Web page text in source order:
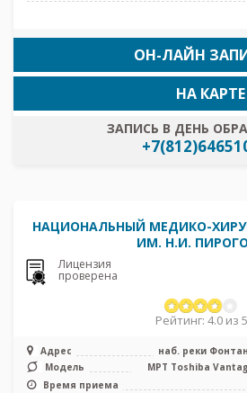
ОН-ЛАЙН
ЗАПИСЬ В ДЕНЬ
НА КАРТЕ
НАЦИОНАЛЬНЫЙ МЕДИКО-
ИМ. Н.И.
Лицензия
проверена
Рейтинг: 4.0 из 5
Адрес
наб. реки
Модель
МРТ Toshiba
Время приема